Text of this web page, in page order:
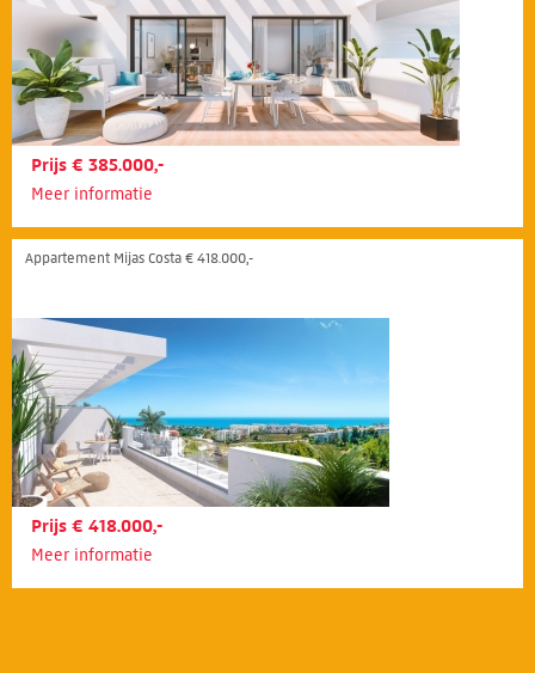
Prijs € 385.000,-
Meer informatie
Appartement Mijas Costa € 418.000,-
Prijs € 418.000,-
Meer informatie